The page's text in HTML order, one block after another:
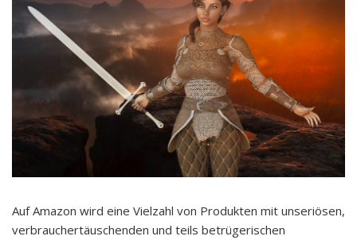
Auf Amazon wird eine Vielzahl von Produkten mit unseriösen,
verbrauchertäuschenden und teils betrügerischen